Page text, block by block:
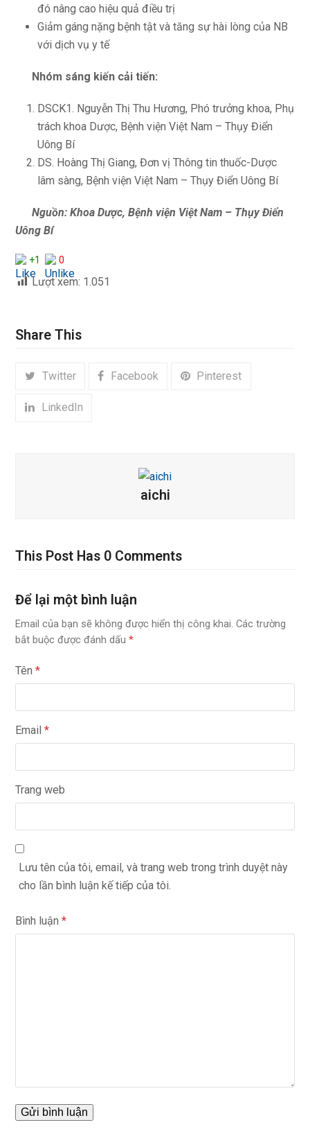
đó nâng cao hiệu quả điều trị
Giảm gáng nặng bệnh tật và tăng sự hài lòng của NB
với dịch vụ y tế
Nhóm sáng kiến cải tiến:
DSCK1. Nguyễn Thị Thu Hương, Phó trưởng khoa, Phụ
trách khoa Dược, Bệnh viện Việt Nam – Thụy Điển
Uông Bí
DS. Hoàng Thị Giang, Đơn vị Thông tin thuốc-Dược
lâm sàng, Bệnh viện Việt Nam – Thụy Điển Uông Bí
Nguồn: Khoa Dược, Bệnhviện Việt Nam – Thụy Điển
Uông Bí
+1 0
Lượt xem: 1.051
Share This
Twitter Facebook Pinterest
LinkedIn
aichi
This Post Has 0 Comments
Để lại một bình luận
Email của bạn sẽ không được hiển thị công khai. Các trường
bắt buộc được đánh dấu*
Tên*
Email*
Trang web
Lưu tên của tôi, email, và trang web trong trình duyệt này
cho lần bình luận kế tiếp của tôi.
Bình luận*